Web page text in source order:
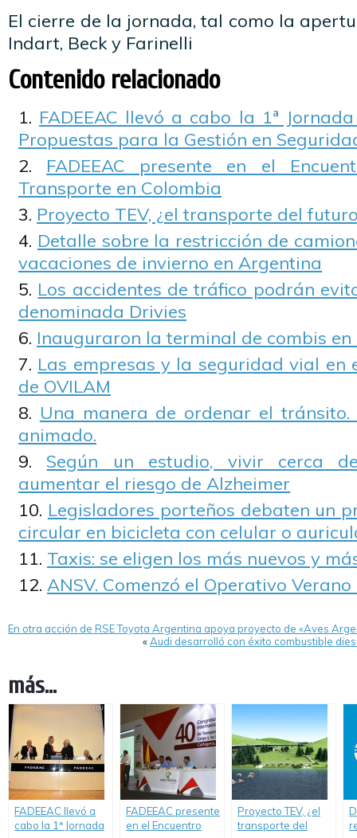
El cierre de la jornada, tal como la
Indart, Beck y Farinelli
Contenido relacionado
FADEEAC llevó a cabo la 1ª
Propuestas para la Gestión en
FADEEAC presente en el
Transporte en Colombia
Proyecto TEV, ¿el transporte del
Detalle sobre la restricción de
vacaciones de invierno en Argentina
Los accidentes de tráfico podrán
denominada Drivies
Inauguraron la terminal de combis
Las empresas y la seguridad vial en
de OVILAM
Una manera de ordenar el tránsito.
animado.
Según un estudio, vivir cerca
aumentar el riesgo de Alzheimer
Legisladores porteños debaten un
circular en bicicleta con celular o
Taxis: se eligen los más nuevos y
ANSV. Comenzó el Operativo Verano
En otra acción de RSE Toyota Argentina apoya proyecto de «Aves
«Audi desarrolló con éxito combustible
más...
FADEEAC llevó a
cabo la 1ª Jornada
FADEEAC presente
en el Encuentro
Proyecto TEV, ¿el
transporte del